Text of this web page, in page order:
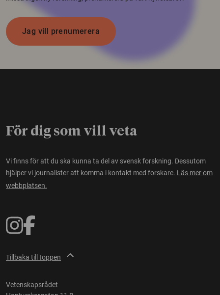
Jag vill prenumerera
För dig som vill veta
Vi finns för att du ska kunna ta del av svensk forskning. Dessutom
hjälper vi journalister att komma i kontakt med forskare. Läs mer om
webbplatsen.
Tillbaka till toppen
Vetenskapsrådet